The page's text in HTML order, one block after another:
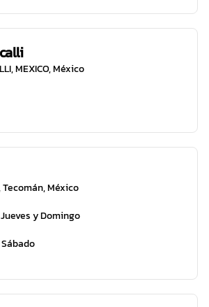
,MEXICO,México
Tecomán,México
y Domingo